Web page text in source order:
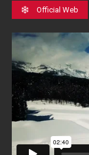
Official Web